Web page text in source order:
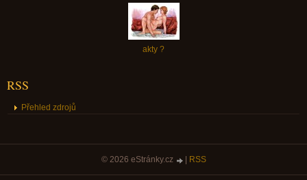
akty ?
RSS
Přehled zdrojů
© 2026 eStránky.cz | RSS